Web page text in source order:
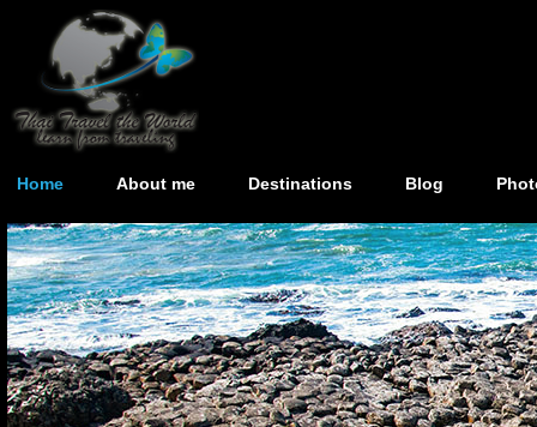
Home About me Destinations Blog